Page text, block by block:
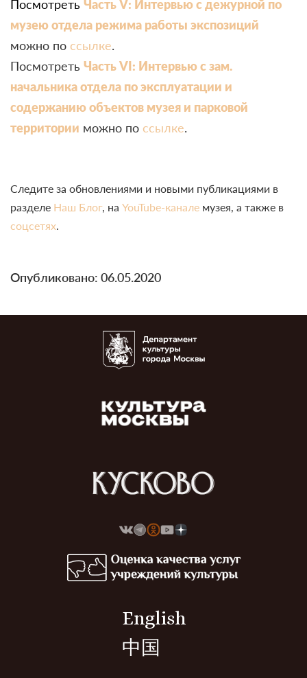
Посмотреть Часть V: Интервью с дежурной по
музеюотдела режима работы экспозиций
можно по ссылке.
Посмотреть Часть VI: Интервью с зам.
начальника отдела по эксплуатации и
содержанию объектов музея и парковой
территории можно по ссылке.
Следите за обновлениями и новыми публикациями в
разделе Наш Блог, на YouTube-канале музея, а также в
соцсетях.
Опубликовано: 06.05.2020
English
中国